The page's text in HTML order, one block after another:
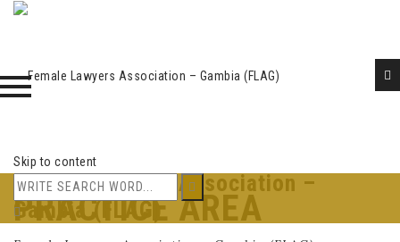
Female Lawyers Association –
Gambia (FLAG)
Skip to content
PRACTICE AREA